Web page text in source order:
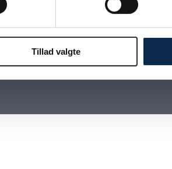
Tillad valgte
Telefon:21 43 13 35
mail@susannemoebius.dk